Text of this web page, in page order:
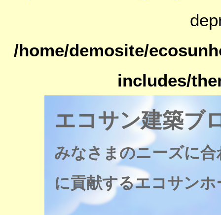
/home/demosite/
includes/
エコサン建築ブ
みなさまのニーズに
に貢献するエコサン